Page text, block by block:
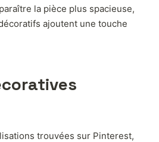
la pièce plus spacieuse,
ajoutent une touche
trouvées sur Pinterest,